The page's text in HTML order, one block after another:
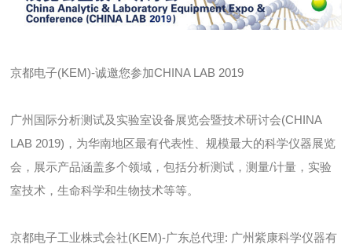
京都电子(KEM)-诚邀您参加CHINA LAB 2019
广州国际分析测试及实验室设备展览会暨技术研讨会(CHINA
LAB 2019)，为华南地区最有代表性、规模最大的科学仪器展览
会，展示产品涵盖多个领域，包括分析测试，测量/计量，实验
室技术，生命科学和生物技术等等。
京都电子工业株式会社(KEM)-广东总代理: 广州紫康科学仪器有